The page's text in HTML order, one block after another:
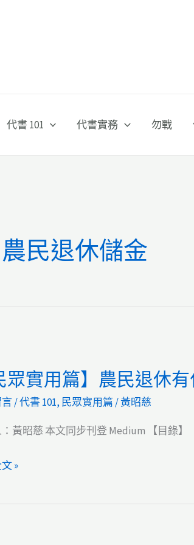
代書 101 代書實務 勿戰
農民退休儲金
眾實用篇】農民退休
/代書 101, 民眾實用篇/黃昭慈
黃昭慈 本文同步刊登 Medium 【目錄
»